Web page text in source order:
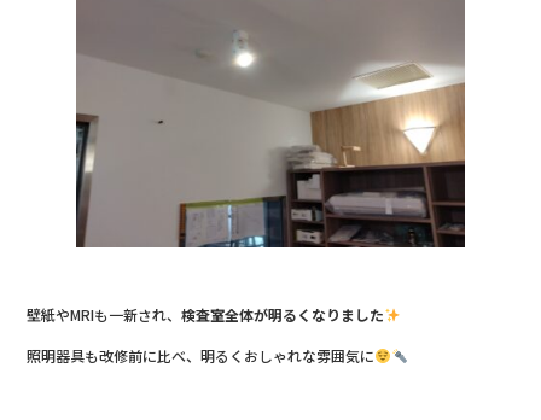
壁紙やMRIも一新され、検査室全体が明るくなりました
照明器具も改修前に比べ、明るくおしゃれな雰囲気に